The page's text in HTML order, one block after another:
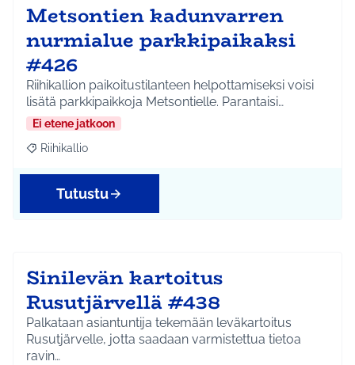
Metsontien kadunvarren
nurmialue parkkipaikaksi
#426
Riihikallion paikoitustilanteen helpottamiseksi voisi
lisätä parkkipaikkoja Metsontielle. Parantaisi…
Ei etene jatkoon
Rajaa tulokset aihepiirin mukaan: Riihikallio
Riihikallio
Tutustu
Sinilevän kartoitus
Rusutjärvellä #438
Palkataan asiantuntija tekemään leväkartoitus
Rusutjärvelle, jotta saadaan varmistettua tietoa
ravin…